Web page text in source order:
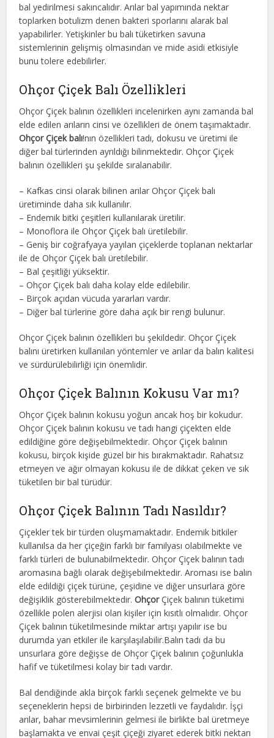
bal yedirilmesi sakıncalıdır. Arılar bal yapımında nektar
toplarken botulizm denen bakteri sporlarını alarak bal
yapabilirler. Yetişkinler bu balı tüketirken savuna
sistemlerinin gelişmiş olmasından ve mide asidi etkisiyle
bunu tolere edebilirler.
Ohçor Çiçek Balı Özellikleri
Ohçor Çiçek balının özellikleri incelenirken aynı zamanda bal
elde edilen arıların cinsi ve özellikleri de önem taşımaktadır.
Ohçor Çiçek balı!nın özellikleri tadı, dokusu ve üretimi ile
diğer bal türlerinden ayrıldığı bilinmektedir. Ohçor Çiçek
balının özellikleri şu şekilde sıralanabilir.
– Kafkas cinsi olarak bilinen arılar Ohçor Çiçek balı
üretiminde daha sık kullanılır.
– Endemik bitki çeşitleri kullanılarak üretilir.
– Monoflora ile Ohçor Çiçek balı üretilebilir.
– Geniş bir coğrafyaya yayılan çiçeklerde toplanan nektarlar
ile de Ohçor Çiçek balı üretilebilir.
– Bal çeşitliği yüksektir.
– Ohçor Çiçek balı daha kolay elde edilebilir.
– Birçok açıdan vücuda yararları vardır.
– Diğer bal türlerine göre daha açık bir rengi bulunur.
Ohçor Çiçek balının özellikleri bu şekildedir. Ohçor Çiçek
balını üretirken kullanılan yöntemler ve arılar da balın kalitesi
ve sürdürülebilirliği için önemlidir.
Ohçor Çiçek Balının Kokusu Var mı?
Ohçor Çiçek balının kokusu yoğun ancak hoş bir kokudur.
Ohçor Çiçek balının kokusu ve tadı hangi çiçekten elde
edildiğine göre değişebilmektedir. Ohçor Çiçek balının
kokusu, birçok kişide güzel bir his bırakmaktadır. Rahatsız
etmeyen ve ağır olmayan kokusu ile de dikkat çeken ve sık
tüketilen bir bal türüdür.
Ohçor Çiçek Balının Tadı Nasıldır?
Çiçekler tek bir türden oluşmamaktadır. Endemik bitkiler
kullanılsa da her çiçeğin farklı bir familyası olabilmekte ve
farklı türleri de bulunabilmektedir. Ohçor Çiçek balının tadı
aromasına bağlı olarak değişebilmektedir. Aroması ise balın
elde edildiği çiçek türüne, çeşidine ve diğer unsurlara göre
değişiklik gösterebilmektedir.OhçorÇiçek balının tüketimi
özellikle polen alerjisi olan kişiler için kısıtlı olmalıdır. Ohçor
Çiçek balının tüketilmesinde miktar artışı yapılır ise bu
durumda yan etkiler ile karşılaşılabilir.Balın tadı da bu
unsurlara göre değişse de Ohçor Çiçek balının çoğunlukla
hafif ve tüketilmesi kolay bir tadı vardır.
Bal dendiğinde akla birçok farklı seçenek gelmekte ve bu
seçeneklerin hepsi de birbirinden lezzetli ve faydalıdır. İşçi
arılar, bahar mevsimlerinin gelmesi ile birlikte bal üretmeye
başlamakta ve envai çeşit çiçeği ziyaret ederek bitki nektarı